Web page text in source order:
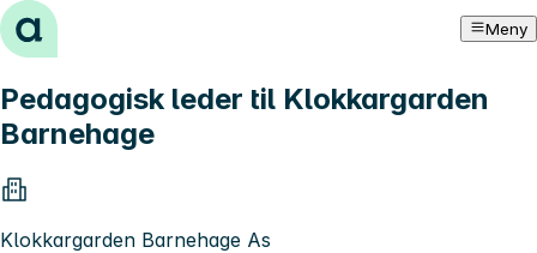
Hopp til innhold Meny
Pedagogisk leder til Klokkargarden
Barnehage
Klokkargarden Barnehage As